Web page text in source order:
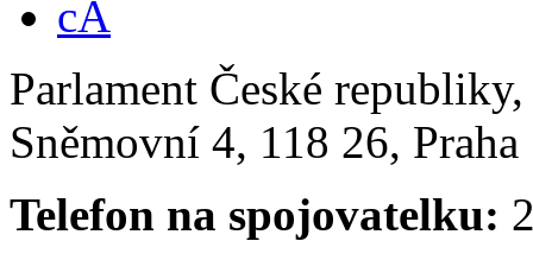
Parlament České
Sněmovní 4, 118 26,
Telefon na spojovatelku: